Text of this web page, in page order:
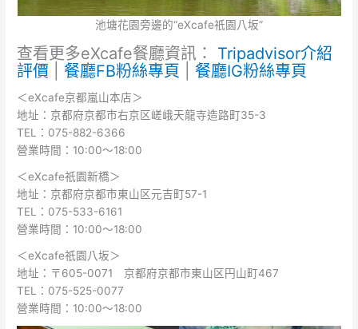
池塘花園旁邊的“eXcafe祇園八坂”
查看更多eXcafe餐廳資訊： Tripadvisor介紹
評價
餐廳FB粉絲專頁 餐廳IG粉絲專頁
＜eXcafe京都嵐山本店＞
地址：京都府京都市右京区嵯峨天龍寺造路町35-3
TEL：075-882-6366
營業時間：10:00～18:00
＜eXcafe祇園新橋＞
地址：京都府京都市東山区元吉町57-1
TEL：075-533-6161
營業時間：10:00～18:00
＜eXcafe祇園八坂＞
地址：〒605-0071 京都府京都市東山区円山町467
TEL：075-525-0077
營業時間：10:00～18:00